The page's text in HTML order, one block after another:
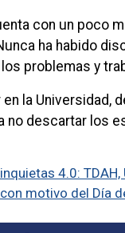
con un poco
ha habido
problemas y
la Universidad,
no descartar los
4.0:
motivo del Día